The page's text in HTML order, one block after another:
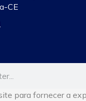
CE
para fornecer a